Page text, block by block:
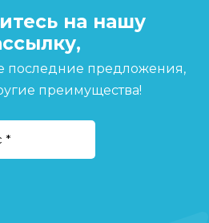
на нашу
последние предложения,
преимущества!